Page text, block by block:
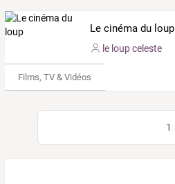
Le cinéma du loup
le loup celeste
Films, TV & Vidéos
1